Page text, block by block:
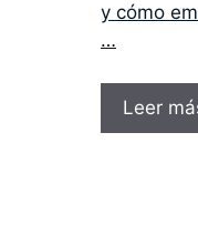
y cómo
…
Leer